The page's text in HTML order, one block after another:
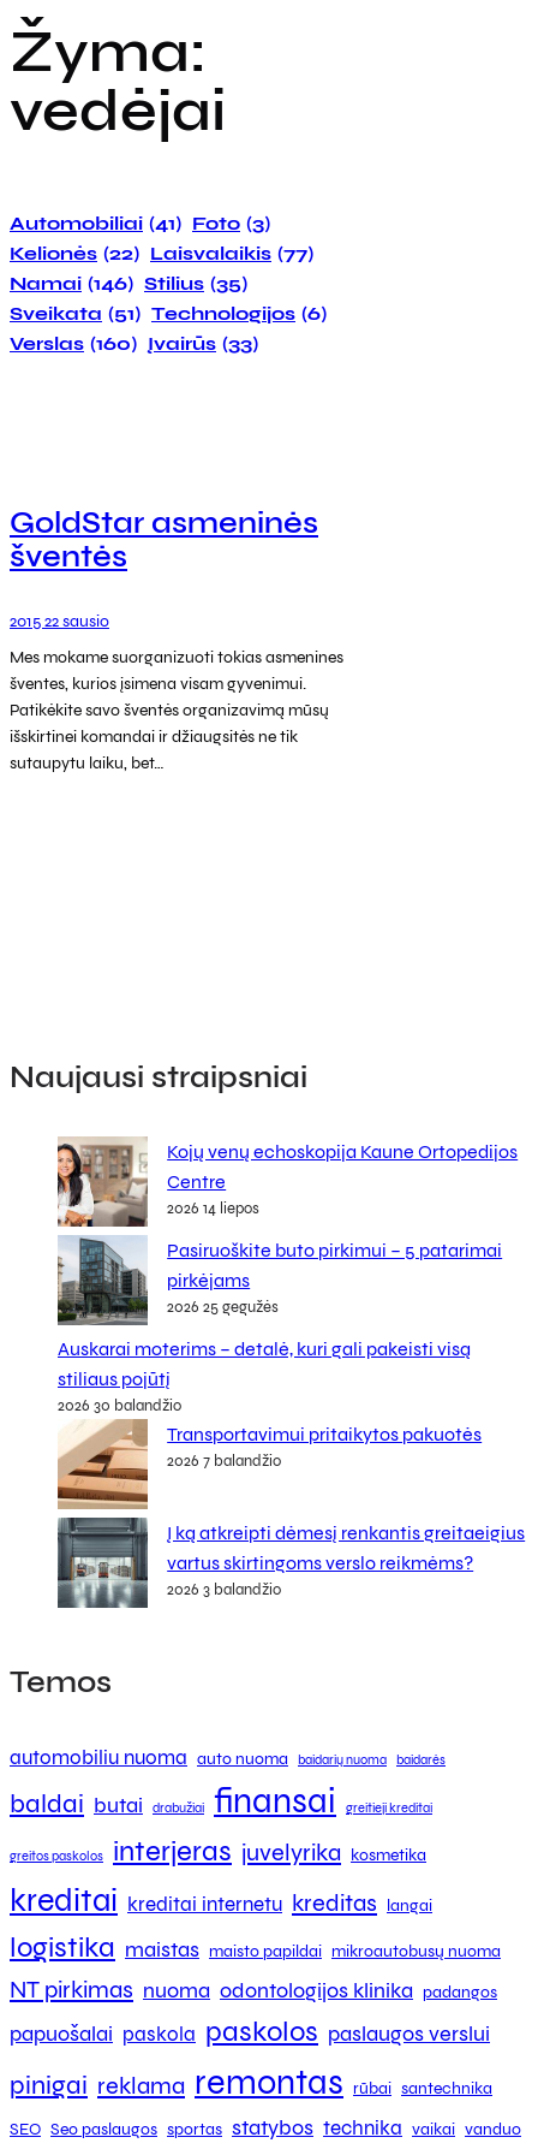
Žyma:
vedėjai
Automobiliai (41) Foto (3)
Kelionės (22) Laisvalaikis (77)
Namai (146) Stilius (35)
Sveikata (51) Technologijos (6)
Verslas (160) Įvairūs (33)
GoldStar asmeninės
šventės
2015 22 sausio
Mes mokame suorganizuoti tokias asmenines
šventes, kurios įsimena visam gyvenimui.
Patikėkite savo šventės organizavimą mūsų
išskirtinei komandai ir džiaugsitės ne tik
sutaupytu laiku, bet…
Naujausi straipsniai
Kojų venų echoskopija Kaune Ortopedijos
Centre
2026 14 liepos
Pasiruoškite buto pirkimui – 5 patarimai
pirkėjams
2026 25 gegužės
Auskarai moterims – detalė, kuri gali pakeisti visą
stiliaus pojūtį
2026 30 balandžio
Transportavimui pritaikytos pakuotės
2026 7 balandžio
Į ką atkreipti dėmesį renkantis greitaeigius
vartus skirtingoms verslo reikmėms?
2026 3 balandžio
Temos
automobiliu nuoma auto nuoma baidarių nuoma baidarės
baldai butai drabužiai finansai greitieji kreditai
greitos paskolos interjeras juvelyrika kosmetika
kreditai kreditai internetu kreditas langai
logistika maistas maisto papildai mikroautobusų nuoma
NT pirkimas nuoma odontologijos klinika padangos
papuošalai paskola paskolos paslaugos verslui
pinigai reklama remontas rūbai santechnika
SEO Seo paslaugos sportas statybos technika vaikai vanduo